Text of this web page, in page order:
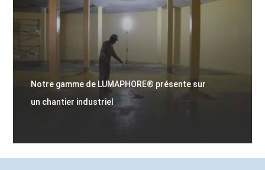
Notre gamme de LUMAPHORE® présente sur
un chantier industriel